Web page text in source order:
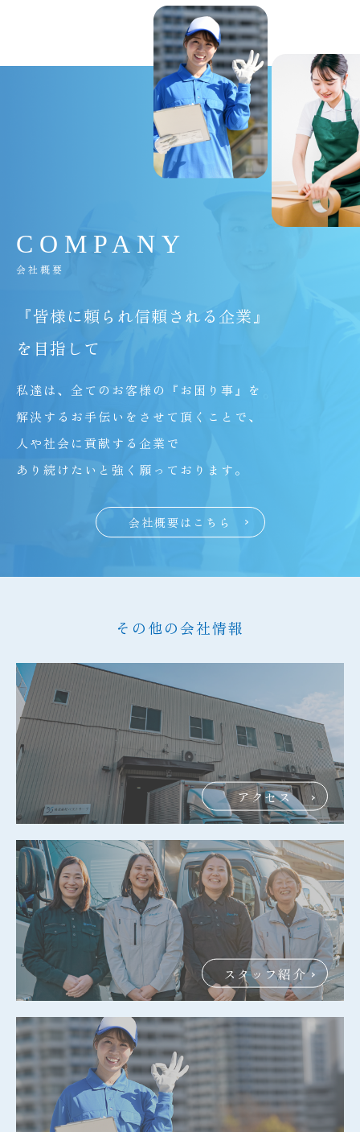
C O M P A N Y
会社概要
『皆様に頼られ信頼される企業』
を目指して
私達は、全てのお客様の『お困り事』を
解決するお手伝いをさせて頂くことで、
人や社会に貢献する企業で
あり続けたいと強く願っております。
会社概要はこちら
その他の会社情報
アクセス
スタッフ紹介